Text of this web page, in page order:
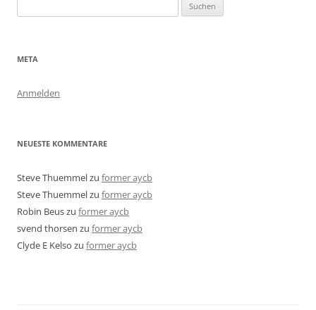
nach:
META
Anmelden
NEUESTE KOMMENTARE
Steve Thuemmelzu former aycb
Steve Thuemmelzu former aycb
Robin Beuszu former aycb
svend thorsen zu former aycb
Clyde E Kelso zu former aycb